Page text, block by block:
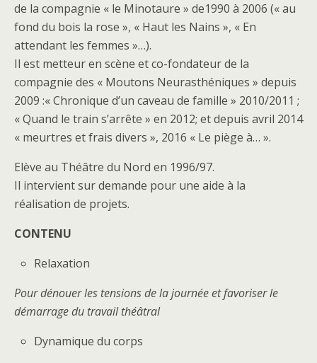
de la compagnie « le Minotaure » de1990 à 2006 (« au
fond du bois la rose », « Haut les Nains », « En
attendant les femmes »…).
Il est metteur en scène et co-fondateur de la
compagnie des « Moutons Neurasthéniques » depuis
2009 :« Chronique d’un caveau de famille » 2010/2011 ;
« Quand le train s’arrête » en 2012; et depuis avril 2014
« meurtres et frais divers », 2016 « Le piège à… ».
Elève au Théâtre du Nord en 1996/97.
Il intervient sur demande pour une aide à la
réalisation de projets.
CONTENU
Relaxation
Pour dénouer les tensions de la journée et favoriser le
démarrage du travail théâtral
Dynamique du corps